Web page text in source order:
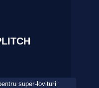
super-lovituri